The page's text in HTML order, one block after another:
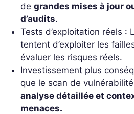
de grandes mises à jour
d’audits.
Tests d’exploitation réels :
tentent d’exploiter les
évaluer les risques réels.
Investissement plus
que le scan de
analyse détaillée et
menaces.